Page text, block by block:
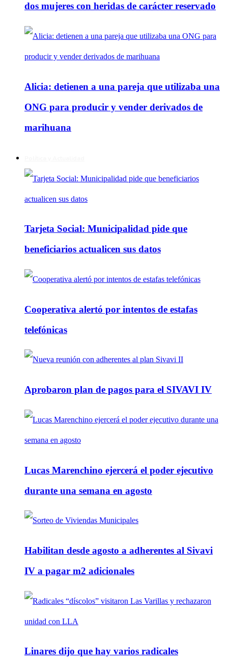
dos mujeres con heridas de carácter reservado
Alicia: detienen a una pareja que utilizaba una
ONG para producir y vender derivados de
marihuana
Tarjeta Social: Municipalidad pide que
beneficiarios actualicen sus datos
Cooperativa alertó por intentos de estafas
telefónicas
Aprobaron plan de pagos para el SIVAVI IV
Lucas Marenchino ejercerá el poder ejecutivo
durante una semana en agosto
Habilitan desde agosto a adherentes al Sivavi
IV a pagar m2 adicionales
Linares dijo que hay varios radicales